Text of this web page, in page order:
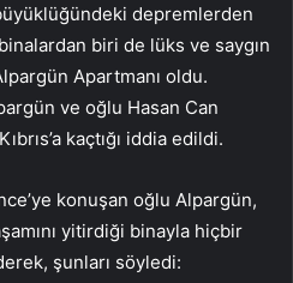
depremlerden
biri de lüks ve saygın
Apartmanı oldu.
ve oğlu Hasan Can
kaçtığı iddia edildi.
konuşan oğlu Alpargün,
yitirdiği binayla hiçbir
şunları söyledi: